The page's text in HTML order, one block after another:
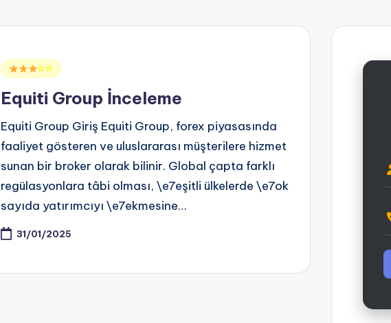
Posted☆☆
Equiti Group İnceleme
Equiti Group Giriş Equiti Group, forex piyasasında
faaliyet gösteren ve uluslararası müşterilere hizmet
sunan bir broker olarak bilinir. Global çapta farklı
regülasyonlara tâbi olması, \e7eşitli ülkelerde \e7ok
sayıda yatırımcıyı \e7ekmesine…
31/01/2025